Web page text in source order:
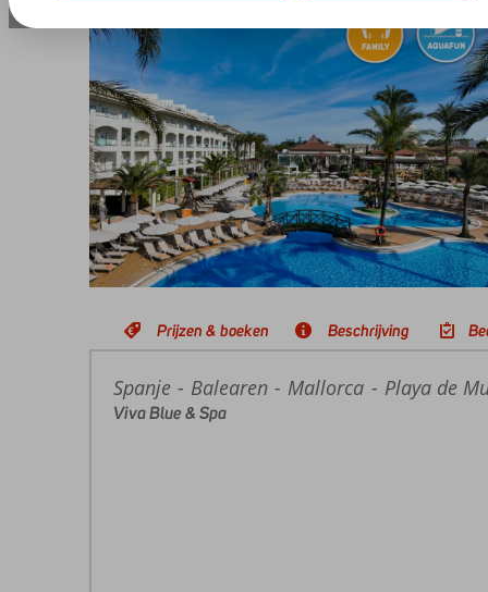
Prijzen & boeken Beschrijving
Home
Spanje Balearen Mallorca Playa de
Viva Blue & Spa